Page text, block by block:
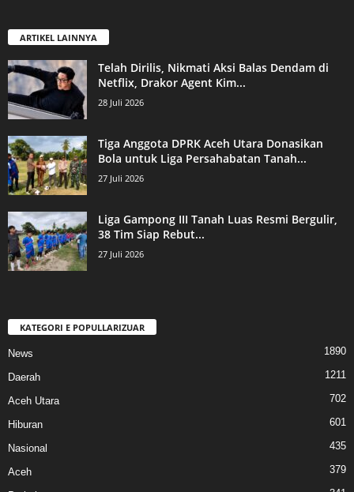
ARTIKEL LAINNYA
Telah Dirilis, Nikmati Aksi Balas Dendam di
Netflix, Drakor Agent Kim...
28 Juli 2026
Tiga Anggota DPRK Aceh Utara Donasikan
Bola untuk Liga Persahabatan Tanah...
27 Juli 2026
Liga Gampong III Tanah Luas Resmi Bergulir,
38 Tim Siap Rebut...
27 Juli 2026
KATEGORI E POPULLARIZUAR
News 1890
Daerah 1211
Aceh Utara 702
Hiburan 601
Nasional 435
Aceh 379